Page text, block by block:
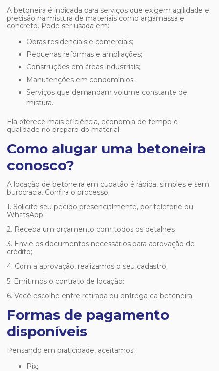
A betoneira é indicada para serviços que exigem agilidade e
precisão na mistura de materiais como argamassa e
concreto. Pode ser usada em:
Obras residenciais e comerciais;
Pequenas reformas e ampliações;
Construções em áreas industriais;
Manutenções em condomínios;
Serviços que demandam volume constante de
mistura.
Ela oferece mais eficiência, economia de tempo e
qualidade no preparo do material.
Como alugar uma betoneira
conosco?
A locação de betoneira em cubatão é rápida, simples e sem
burocracia. Confira o processo:
1. Solicite seu pedido presencialmente, por telefone ou
WhatsApp;
2. Receba um orçamento com todos os detalhes;
3. Envie os documentos necessários para aprovação de
crédito;
4. Com a aprovação, realizamos o seu cadastro;
5. Emitimos o contrato de locação;
6. Você escolhe entre retirada ou entrega da betoneira.
Formas de pagamento
disponíveis
Pensando em praticidade, aceitamos:
Pix;